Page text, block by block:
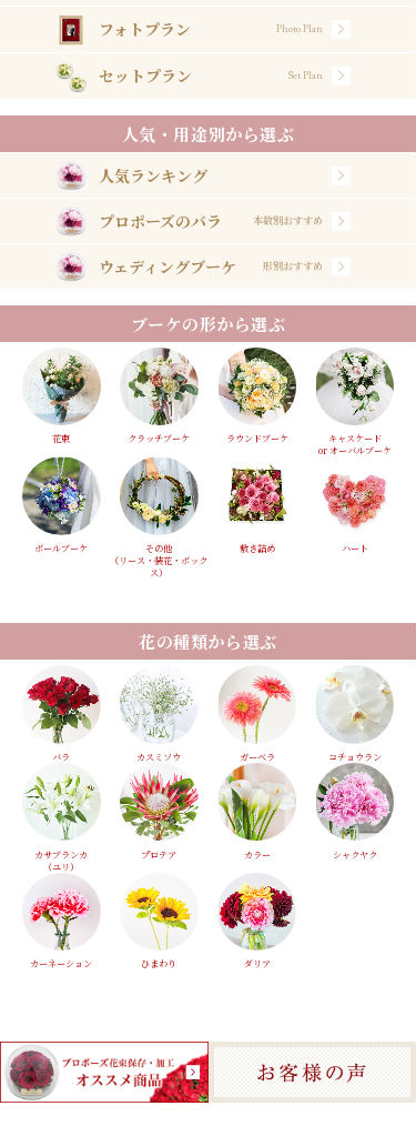
フォトプラン Photo Plan
セットプラン Set Plan
人気・用途別から選ぶ
人気ランキング
プロポーズのバラ 本数別おすすめ
ウェディングブーケ 形別おすすめ
ブーケの形から選ぶ
花束 クラッチブーケ ラウンドブーケ
キャスケード
or オーバルブーケ
ボールブーケ
その他
（リース・装花・ボック
ス）
敷き詰め ハート
花の種類から選ぶ
バラ カスミソウ ガーベラ コチョウラン
カサブランカ
（ユリ）
プロテア カラー シャクヤク
カーネーション ひまわり ダリア